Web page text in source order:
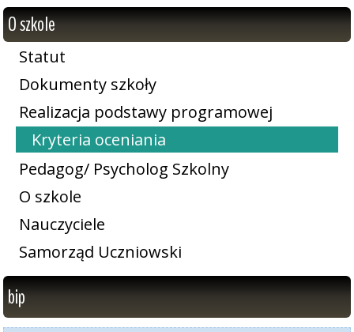
O szkole
Statut
Dokumenty szkoły
Realizacja podstawy programowej
Kryteria oceniania
Pedagog/ Psycholog Szkolny
O szkole
Nauczyciele
Samorząd Uczniowski
bip